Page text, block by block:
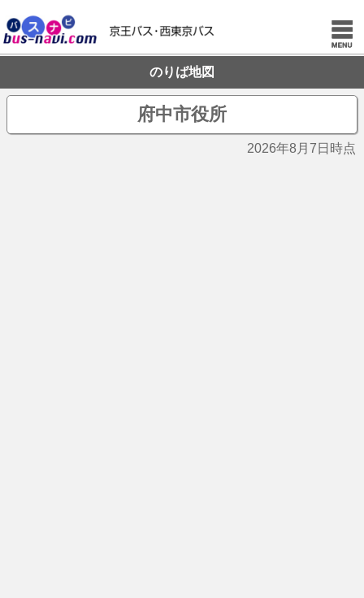
のりば地図
府中市役所
2026年8月7日時点